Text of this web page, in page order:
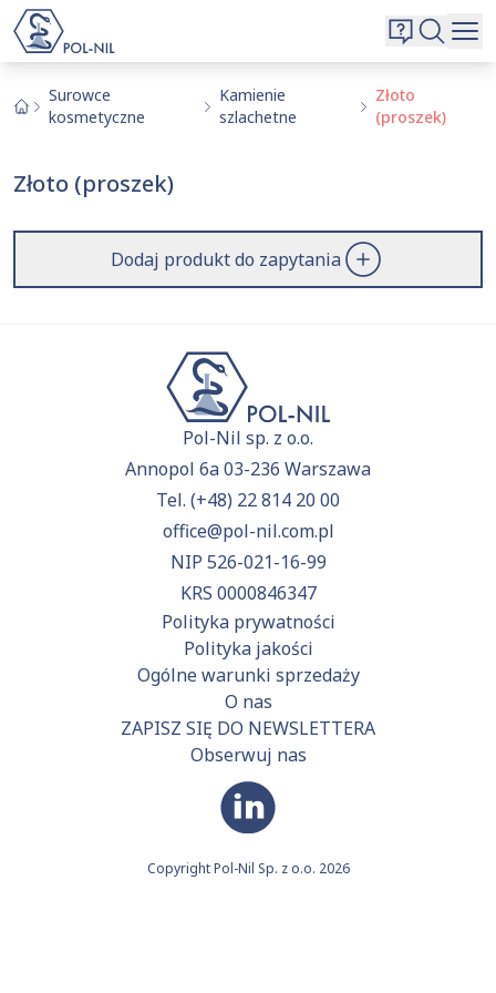
O nas
Kontakt
Surowce
kosmetyczne
Kamienie
szlachetne
Złoto
(proszek)
Złoto (proszek)
Dodaj produkt do zapytania
Pol-Nil sp. z o.o.
Annopol 6a 03-236 Warszawa
Tel. (+48) 22 814 20 00
office@pol-nil.com.pl
NIP 526-021-16-99
KRS 0000846347
Polityka prywatności
Polityka jakości
Ogólne warunki sprzedaży
O nas
ZAPISZ SIĘ DO NEWSLETTERA
Obserwuj nas
Copyright Pol-Nil Sp. z o.o. 2026
Wybrane surowce i substancje
Aktualnie niczego nie dodałeś do zapytania.
Wyszukiwarka
Szukaj